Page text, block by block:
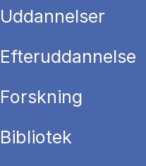
Uddannelser
Efteruddannelse
Forskning
Bibliotek